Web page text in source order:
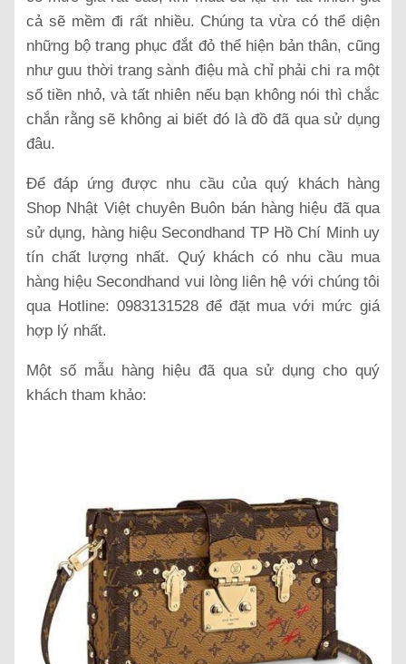
cả sẽ mềm đi rất nhiều. Chúng ta vừa có thể diện
những bộ trang phục đắt đỏ thể hiện bản thân, cũng
như guu thời trang sành điệu mà chỉ phải chi ra một
số tiền nhỏ, và tất nhiên nếu bạn không nói thì chắc
chắn rằng sẽ không ai biết đó là đồ đã qua sử dụng
đâu.
Để đáp ứng được nhu cầu của quý khách hàng
Shop Nhật Việt chuyên Buôn bán hàng hiệu đã qua
sử dụng, hàng hiệu Secondhand TP Hồ Chí Minh uy
tín chất lượng nhất. Quý khách có nhu cầu mua
hàng hiệu Secondhand vui lòng liên hệ với chúng tôi
qua Hotline: 0983131528 để đặt mua với mức giá
hợp lý nhất.
Một số mẫu hàng hiệu đã qua sử dụng cho quý
khách tham khảo: